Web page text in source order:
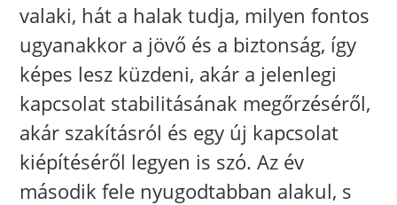
valaki, hát a halak tudja, milyen fontos
ugyanakkor a jövő és a biztonság, így
képes lesz küzdeni, akár a jelenlegi
kapcsolat stabilitásának megőrzéséről,
akár szakításról és egy új kapcsolat
kiépítéséről legyen is szó. Az év
második fele nyugodtabban alakul, s